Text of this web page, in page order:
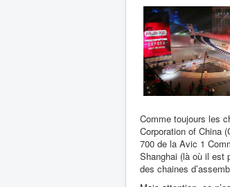
Comme toujours les
Corporation of China
700 de la Avic 1
Shanghai (là où il est
des chaines